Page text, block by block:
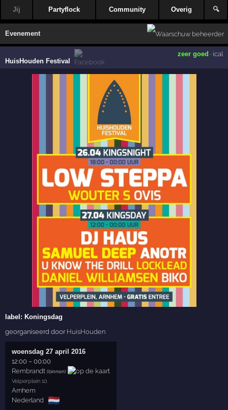
Jij Partyflock Community Overig 🔍
Evenement
HuisHouden Festival
zeer goed · ical
label: Koningsdag
georganiseerd door HuisHouden
woensdag 27 april 2016
12:00 –00:00
Rembrandt (binnen)
Velperplein 10
Arnhem
Nederland 🇳🇱